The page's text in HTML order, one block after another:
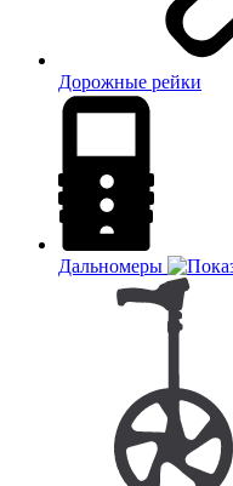
Дорожные рейки
Дальномеры